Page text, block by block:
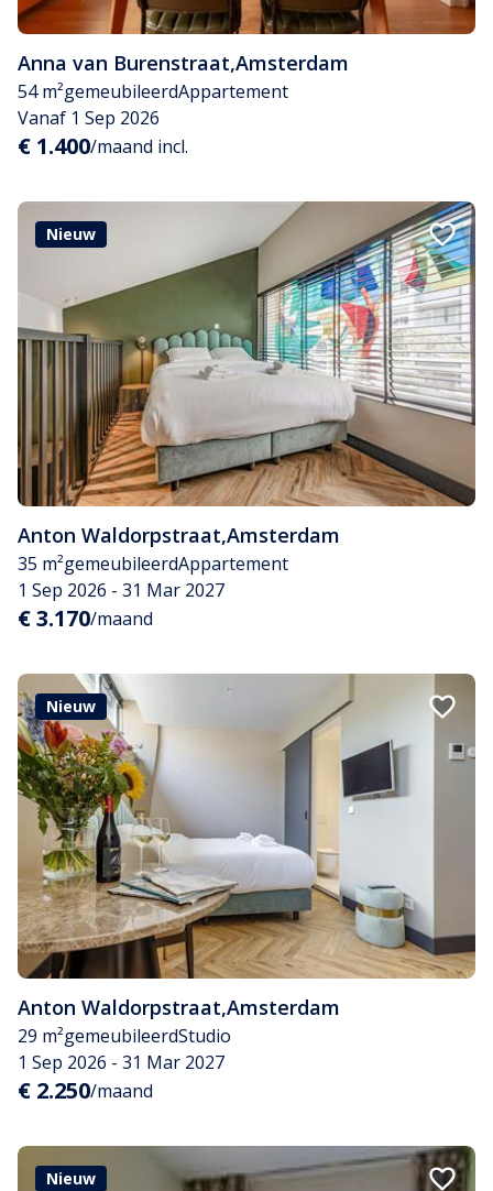
Anna van Burenstraat,Amsterdam
54 m²gemeubileerdAppartement
Vanaf 1 Sep 2026
€ 1.400/maand incl.
Nieuw
Anton Waldorpstraat,Amsterdam
35 m²gemeubileerdAppartement
1 Sep 2026 - 31 Mar 2027
€ 3.170/maand
Nieuw
Anton Waldorpstraat,Amsterdam
29 m²gemeubileerdStudio
1 Sep 2026 - 31 Mar 2027
€ 2.250/maand
Nieuw